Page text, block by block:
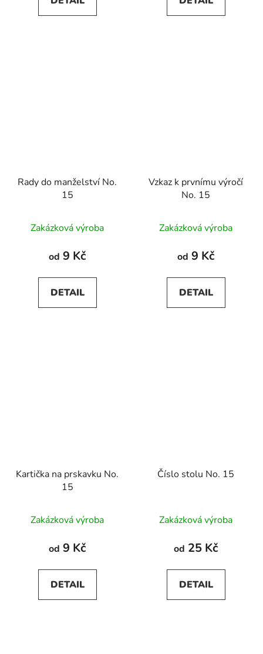
Rady do manželství No.
15
Zakázková výroba
od 9 Kč
DETAIL
Vzkaz k prvnímu výročí
No. 15
Zakázková výroba
od 9 Kč
DETAIL
Kartička na prskavku No.
15
Zakázková výroba
od 9 Kč
DETAIL
Číslo stolu No. 15
Zakázková výroba
od 25 Kč
DETAIL